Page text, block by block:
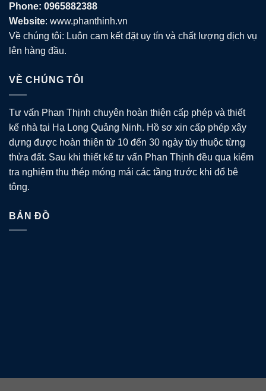
Phone: 0965882388
Website: www.phanthinh.vn
Về chúng tôi: Luôn cam kết đặt uy tín và chất lượng dịch vụ
lên hàng đầu.
VỀ CHÚNG TÔI
Tư vấn Phan Thịnh chuyên hoàn thiện cấp phép và thiết
kế nhà tại Hạ Long Quảng Ninh. Hồ sơ xin cấp phép xây
dựng được hoàn thiện từ 10 đến 30 ngày tùy thuộc từng
thửa đất. Sau khi thiết kế tư vấn Phan Thịnh đều qua kiểm
tra nghiệm thu thép móng mái các tầng trước khi đổ bê
tông.
BẢN ĐỒ